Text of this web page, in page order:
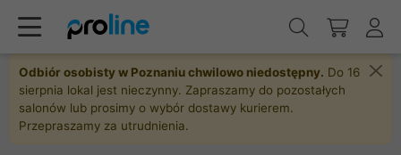
Odbiór osobisty w Poznaniu chwilowo niedostępny. Do 16
sierpnia lokal jest nieczynny. Zapraszamy do pozostałych
salonów lub prosimy o wybór dostawy kurierem.
Przepraszamy za utrudnienia.